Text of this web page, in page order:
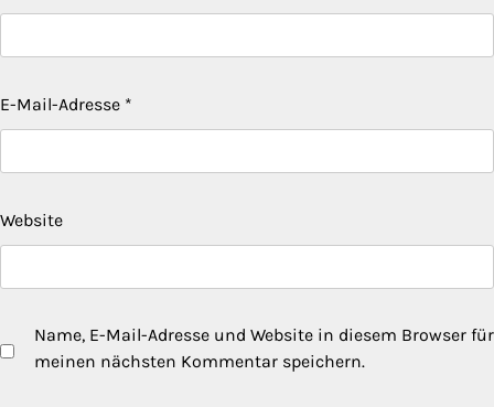
E-Mail-Adresse *
Website
Name, E-Mail-Adresse und Website in diesem Browser für
meinen nächsten Kommentar speichern.